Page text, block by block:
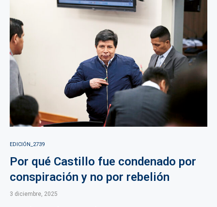
EDICIÓN_2739
Por qué Castillo fue condenado por
conspiración y no por rebelión
3 diciembre, 2025